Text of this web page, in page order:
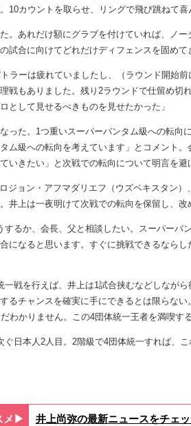
10カウントを取らせ、リングで飛び跳ねて喜
。あれだけ額にグラブを付けていれば、ノ
試合に向けてどれだけディフェンスを固めて
ラーは疲れていましたし、（ラウンド開始
戦もありました。残り2ラウンドで仕留め切
として見せるべきものを見せたかった」
った。1つ重いスーパーバンタム級への転向
ム級への転向を考えています」とコメント
いきたい」と次戦での転向について明言を避
ョン・アフマダリエフ（ウズベキスタン）
井上は一夜明けて次戦での転向を保留し、改
するか、会長、父と相談したい。スーパーバ
になると思います。すぐに挑戦できるなら
戦を行えば、井上は1試合挟むなどしなが
るチャンスを確実に手にできるとは限らな
わかりません。この4団体統一王者を満喫す
日本人2人目。2階級で4団体統一すれば、こ
メ▶︎ 井上尚弥の最新ニュースをチェッ